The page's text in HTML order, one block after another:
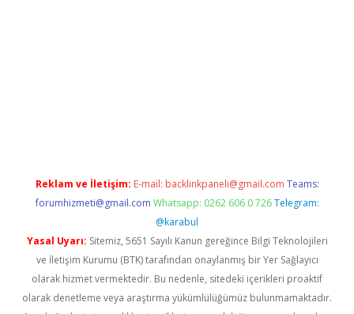
Reklam ve İletişim: E-mail: backlinkpaneli@gmail.com Teams:
forumhizmeti@gmail.com Whatsapp: 0262 606 0 726 Telegram:
@karabul
Yasal Uyarı: Sitemiz, 5651 Sayılı Kanun gereğince Bilgi Teknolojileri
ve İletişim Kurumu (BTK) tarafından onaylanmış bir Yer Sağlayıcı
olarak hizmet vermektedir. Bu nedenle, sitedeki içerikleri proaktif
olarak denetleme veya araştırma yükümlülüğümüz bulunmamaktadır.